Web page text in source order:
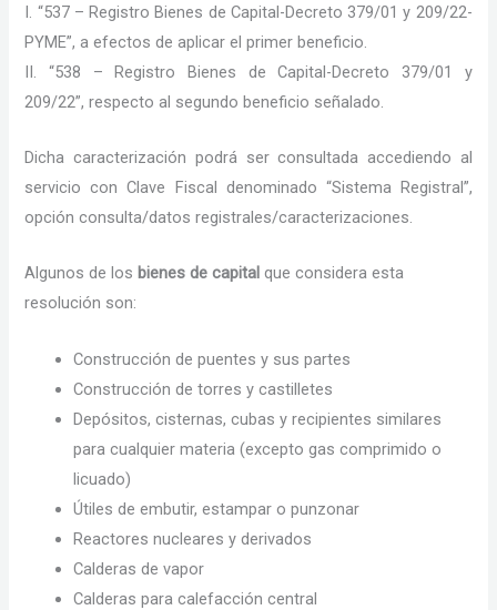
I. “537 – Registro Bienes de Capital-Decreto 379/01 y 209/22-
PYME”, a efectos de aplicar el primer beneficio.
II. “538 – Registro Bienes de Capital-Decreto 379/01 y
209/22”, respecto al segundo beneficio señalado.
Dicha caracterización podrá ser consultada accediendo al
servicio con Clave Fiscal denominado “Sistema Registral”,
opción consulta/datos registrales/caracterizaciones.
Algunos de los bienes de capital que considera esta
resolución son:
Construcción de puentes y sus partes
Construcción de torres y castilletes
Depósitos, cisternas, cubas y recipientes similares
para cualquier materia (excepto gas comprimido o
licuado)
Útiles de embutir, estampar o punzonar
Reactores nucleares y derivados
Calderas de vapor
Calderas para calefacción central